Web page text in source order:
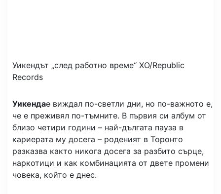
Уикендът „след работно време“ XO/Republic
Records
Уикендае виждал по-светли дни, но по-важното е,
че е преживял по-тъмните. В първия си албум от
близо четири години – най-дългата пауза в
кариерата му досега – роденият в Торонто
разказва както никога досега за разбито сърце,
наркотици и как комбинацията от двете промени
човека, който е днес.